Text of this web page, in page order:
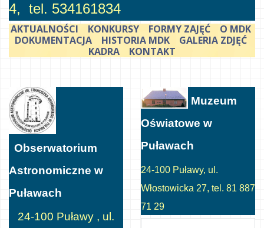
4, tel. 534161834
AKTUALNOŚCI KONKURSY FORMY ZAJĘĆ
O MDK
DOKUMENTACJA
HISTORIA MDK
GALERIA ZDJĘĆ
KADRA
KONTAKT
Obserwatorium
Astronomiczne w
Puławach
24-100 Puławy , ul.
Muzeum
Oświatowe w
Puławach
24-100 Puławy, ul.
Włostowicka 27, tel. 81 887
71 29